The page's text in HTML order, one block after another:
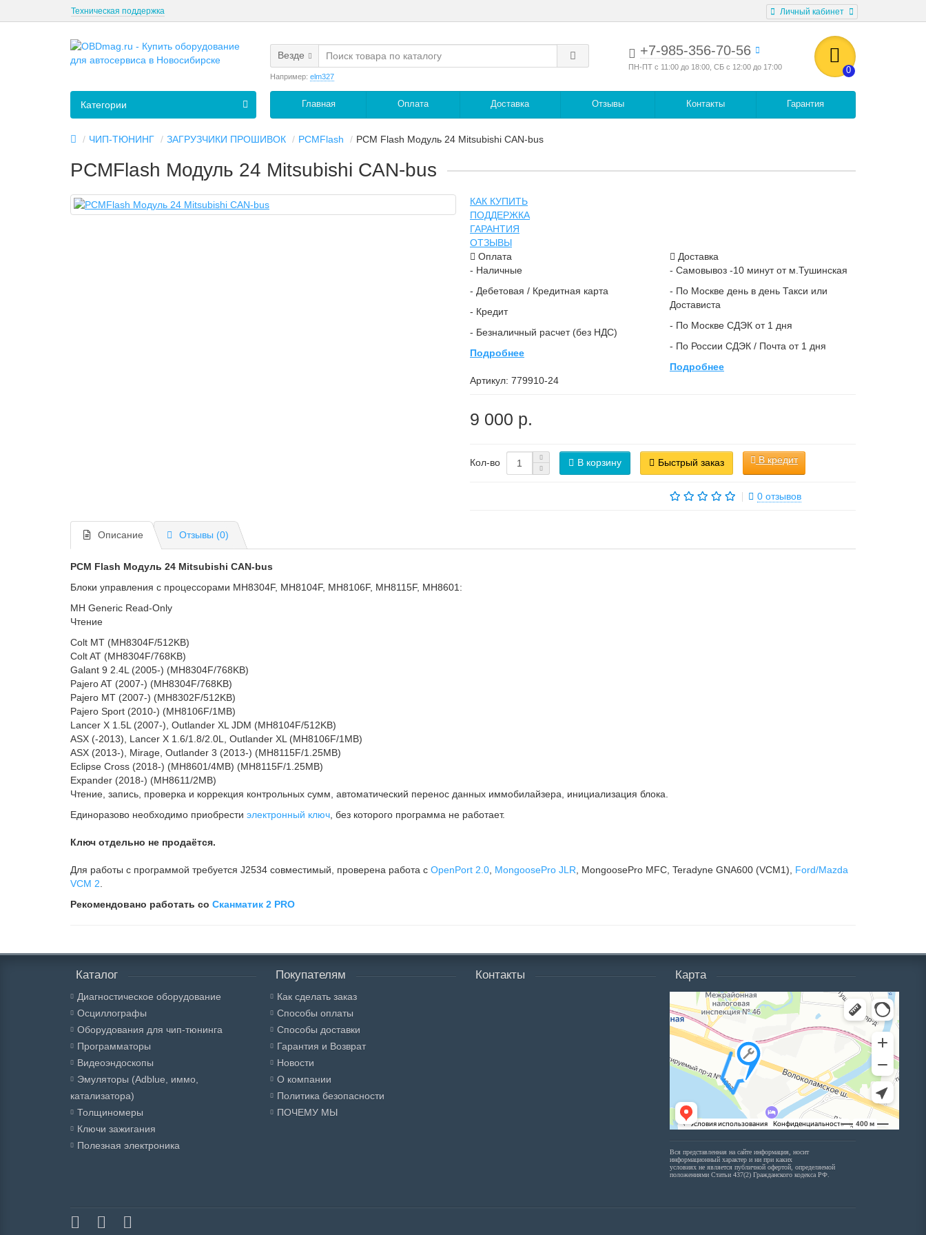
Личный кабинет
Техническая поддержка
+7-985-356-70-56
ПН-ПТ с 11:00 до 18:00, СБ с 12:00 до 17:00 0
Везде
Например: elm327
Главная Оплата Доставка Отзывы Контакты Гарантия
Категории
ЧИП-ТЮНИНГ ЗАГРУЗЧИКИ ПРОШИВОК PCMFlash PCM Flash Модуль 24 Mitsubishi CAN-bus
PCMFlash Модуль 24 Mitsubishi CAN-bus
КАК КУПИТЬ
ПОДДЕРЖКА
ГАРАНТИЯ
ОТЗЫВЫ
Оплата
- Наличные
- Дебетовая / Кредитная карта
- Кредит
- Безналичный расчет (без НДС)
Подробнее
Доставка
- Самовывоз -10 минут от м.Тушинская
- По Москве день в день Такси или
Достависта
- По Москве СДЭК от 1 дня
- По России СДЭК / Почта от 1 дня
Подробнее
Артикул: 779910-24
9 000 р.
Кол-во В корзину Быстрый заказ В кредит
0 отзывов
Описание Отзывы (0)
PCM Flash Модуль 24 Mitsubishi CAN-bus
Блоки управления с процессорами MH8304F, MH8104F, MH8106F, MH8115F, MH8601:
MH Generic Read-Only
Чтение
Colt MT (MH8304F/512KB)
Colt AT (MH8304F/768KB)
Galant 9 2.4L (2005-) (MH8304F/768KB)
Pajero AT (2007-) (MH8304F/768KB)
Pajero MT (2007-) (MH8302F/512KB)
Pajero Sport (2010-) (MH8106F/1MB)
Lancer X 1.5L (2007-), Outlander XL JDM (MH8104F/512KB)
ASX (-2013), Lancer X 1.6/1.8/2.0L, Outlander XL (MH8106F/1MB)
ASX (2013-), Mirage, Outlander 3 (2013-) (MH8115F/1.25MB)
Eclipse Cross (2018-) (MH8601/4MB) (MH8115F/1.25MB)
Expander (2018-) (MH8611/2MB)
Чтение, запись, проверка и коррекция контрольных сумм, автоматический перенос данных иммобилайзера, инициализация блока.
Единоразово необходимо приобрести электронный ключ , без которого программа не работает.
Ключ отдельно не продаётся.
Для работы с программой требуется J2534 совместимый, проверена работа с OpenPort 2.0 MongoosePro JLR , MongoosePro MFC, Teradyne GNA600 (VCM1), Ford/Mazda
VCM 2
Рекомендовано работать со Сканматик 2 PRO
Каталог
Диагностическое оборудование
Осциллографы
Оборудования для чип-тюнинга
Программаторы
Видеоэндоскопы
Эмуляторы (Adblue, иммо,
катализатора)
Толщиномеры
Ключи зажигания
Полезная электроника
Покупателям
Как сделать заказ
Способы оплаты
Способы доставки
Гарантия и Возврат
Новости
О компании
Политика безопасности
ПОЧЕМУ МЫ
Контакты Карта
Вся представленная на сайте информация, носит
информационный характер и ни при каких
условиях не является публичной офертой, определяемой
положениями Статьи 437(2) Гражданского кодекса РФ.